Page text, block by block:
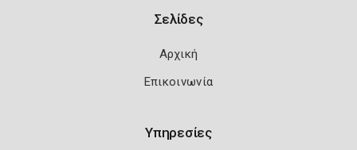
Σελίδες
Αρχική
Επικοινωνία
Υπηρεσίες